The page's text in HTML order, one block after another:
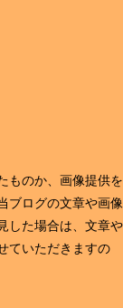
ものか、画像提供を
ブログの文章や画像
した場合は、文章や
ていただきますの